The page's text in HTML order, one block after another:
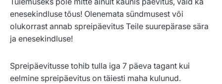
enesekindluse tõus! Olenemata sündmusest või
olukorrast annab spreipäevitus Teile suurepärase sära
ja enesekindluse!
Spreipäevitusse tohib tulla iga 7 päeva tagant kui
eelmine spreipäevitus on täiesti maha kulunud.